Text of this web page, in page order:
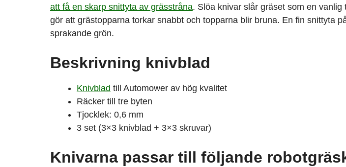
att få en skarp snittyta av grässtråna. Slöa knivar slår gräset som en
gör att grästopparna torkar snabbt och topparna blir bruna. En fin snittyta
sprakande grön.
Beskrivning knivblad
Knivblad till Automower av hög kvalitet
Räcker till tre byten
Tjocklek: 0,6 mm
3 set (3×3 knivblad + 3×3 skruvar)
Knivarna passar till följande